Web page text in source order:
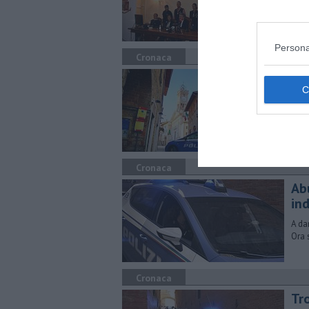
Cronaca
Cronaca
A
Ora
Cronaca